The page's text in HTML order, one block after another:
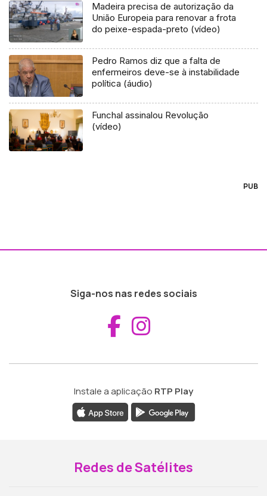
Madeira precisa de autorização da
União Europeia para renovar a frota
do peixe-espada-preto (vídeo)
Pedro Ramos diz que a falta de
enfermeiros deve-se à instabilidade
política (áudio)
Funchal assinalou Revolução
(vídeo)
PUB
Siga-nos nas redes sociais
Aceder ao
Instale a aplicação RTP Play
Redes de Satélites